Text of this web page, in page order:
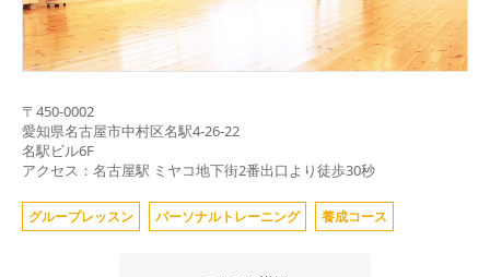
〒 450-0002
愛知県名古屋市中村区名駅4-26-22
名駅ビル6F
アクセス：名古屋駅 ミヤコ地下街2番出口より徒歩30秒
グループレッスン パーソナルトレーニング 養成コース